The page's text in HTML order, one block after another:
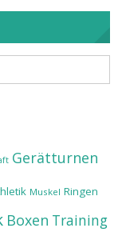
Gerätturnen
Muskel Ringen
Boxen Training